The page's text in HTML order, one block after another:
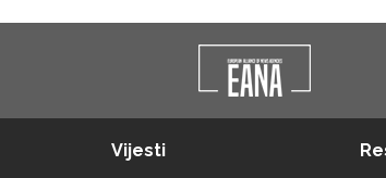
Vijesti